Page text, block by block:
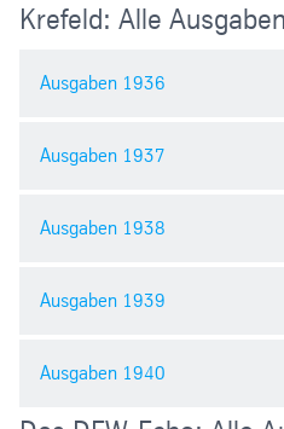
Krefeld: Alle
Ausgaben 1936
Ausgaben 1937
Ausgaben 1938
Ausgaben 1939
Ausgaben 1940